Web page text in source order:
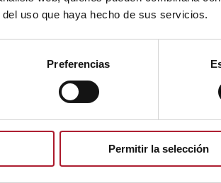
uso que haya hecho de sus servicios.
Preferencias
Permitir la selección